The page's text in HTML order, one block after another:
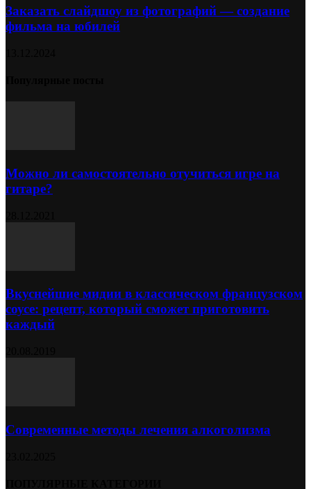
Заказать слайдшоу из фотографий — создание
фильма на юбилей
Можно ли самостоятельно отучиться игре на
гитаре?
Вкуснейшие мидии в классическом французском
соусе: рецепт, который сможет приготовить
каждый
Современные методы лечения алкоголизма